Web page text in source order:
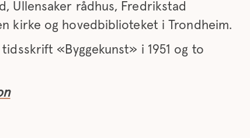
Ullensaker rådhus, Fredrikstad
kirke og hovedbiblioteket i Trondheim.
«Byggekunst» i 1951 og to